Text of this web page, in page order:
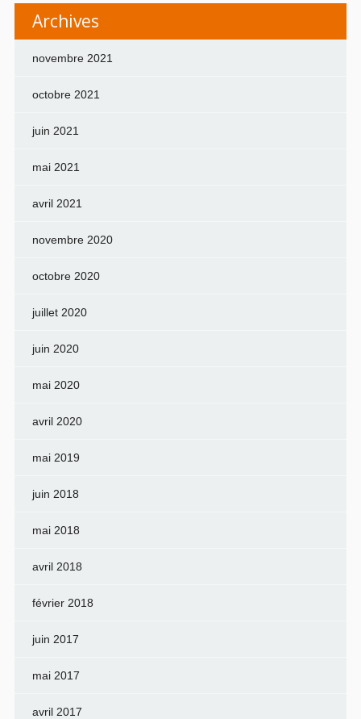
Archives
novembre 2021
octobre 2021
juin 2021
mai 2021
avril 2021
novembre 2020
octobre 2020
juillet 2020
juin 2020
mai 2020
avril 2020
mai 2019
juin 2018
mai 2018
avril 2018
février 2018
juin 2017
mai 2017
avril 2017